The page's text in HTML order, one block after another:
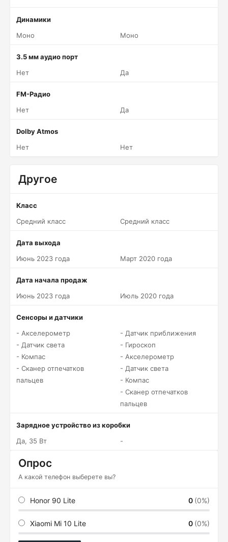
Динамики
Моно
Моно
3.5 мм аудио порт
Нет
Да
FM-Радио
Нет
Да
Dolby Atmos
Нет
Нет
Другое
Класс
Средний класс
Средний класс
Дата выхода
Июнь 2023 года
Март 2020 года
Дата начала продаж
Июнь 2023 года
Июль 2020 года
Сенсоры и датчики
- Акселерометр
- Датчик света
- Компас
- Сканер отпечатков
пальцев
- Датчик приближения
- Гироскоп
- Акселерометр
- Датчик света
- Компас
- Сканер отпечатков
пальцев
Зарядное устройство из коробки
Да, 35 Вт
-
Опрос
А какой телефон выберете вы?
Honor 90 Lite 0 (0%)
Xiaomi Mi 10 Lite 0 (0%)